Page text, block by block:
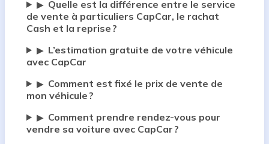
▶ Quelle est la différence entre le service
de vente à particuliers CapCar, le rachat
Cash et la reprise ?
▶ L’estimation gratuite de votre véhicule
avec CapCar
▶ Comment est fixé le prix de vente de
mon véhicule ?
▶ Comment prendre rendez-vous pour
vendre sa voiture avec CapCar ?